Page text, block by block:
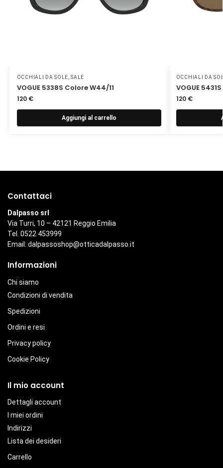
OCCHIALI DA SOLE ,SALE
VOGUE 5338S Colore W44/11
120 €
Aggiungi al carrello
OCCHIALI DA
VOGUE
120 €
Contattaci
Dalpasso srl
Via Turri, 10 – 42121 Reggio Emilia
Tel. 0522 453999
Email: dalpassoshop@otticadalpasso.it
Informazioni
Chi siamo
Condizioni di vendita
Spedizioni
Ordini e resi
Privacy policy
Cookie Policy
Il mio account
Dettagli account
I miei ordini
Indirizzi
Lista dei desideri
Carrello